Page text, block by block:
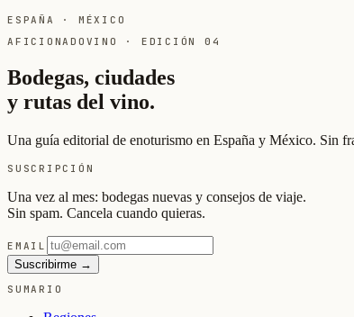
ESPAÑA · MÉXICO
AFICIONADOVINO · EDICIÓN 04
Bodegas, ciudades
y rutas del vino.
Una guía editorial de enoturismo en España y México. Sin
SUSCRIPCIÓN
Una vez al mes: bodegas nuevas y consejos de viaje.
Sin spam. Cancela cuando quieras.
EMAIL
Suscribirme →
SUMARIO